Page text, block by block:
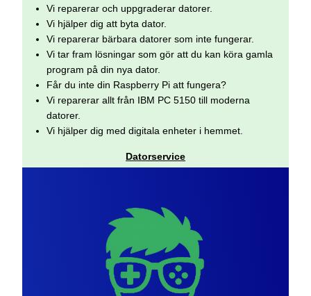
Vi reparerar och uppgraderar datorer.
Vi hjälper dig att byta dator.
Vi reparerar bärbara datorer som inte fungerar.
Vi tar fram lösningar som gör att du kan köra gamla
program på din nya dator.
Får du inte din Raspberry Pi att fungera?
Vi reparerar allt från IBM PC 5150 till moderna
datorer.
Vi hjälper dig med digitala enheter i hemmet.
Datorservice